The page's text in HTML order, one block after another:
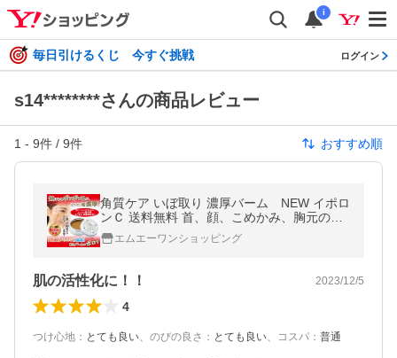
i
毎日引けるくじ 今すぐ挑戦 ログイン
s14********さんの商品レビュー
1 - 9件 / 9件 おすすめ順
角質ケア いぼ取り 濃厚バーム NEW イポロ
ンＣ 送料無料 首、顔、こめかみ、胸元のポ
ツポツ ハトムギ
エムエーワンショッピング
肌の活性化に！！ 2023/12/5
4
つけ心地 ： とても良い、 のびの良さ ： とても良い、 コスパ ： 普通